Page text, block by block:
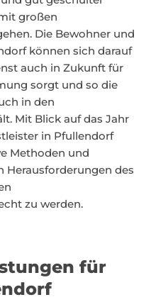
großen
Die Bewohner und
können sich darauf
auch in Zukunft für
sorgt und so die
in den
Mit Blick auf das Jahr
in Pfullendorf
Methoden und
Herausforderungen des
zu werden.
für